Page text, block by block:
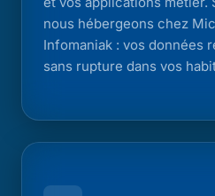
nous hébergeons chez
Infomaniak : vos données
sans rupture dans vos